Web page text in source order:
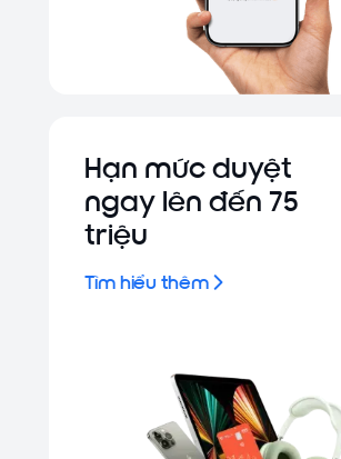
Hạn mức duyệt
ngay lên đến 75
triệu
Tìm hiểu thêm